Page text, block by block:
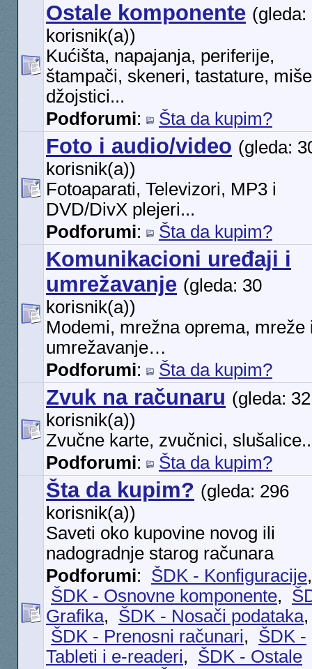
Ostale komponente (gleda:
korisnik(a))
Kućišta, napajanja, periferije,
štampači, skeneri, tastature,
džojstici...
Podforumi: Šta da kupim?
Foto i audio/video (gleda:
korisnik(a))
Fotoaparati, Televizori, MP3 i
DVD/DivX plejeri...
Podforumi: Šta da kupim?
Komunikacioni uređaji i
umrežavanje (gleda: 30
korisnik(a))
Modemi, mrežna oprema, mreže
umrežavanje…
Podforumi: Šta da kupim?
Zvuk na računaru (gleda: 32
korisnik(a))
Zvučne karte, zvučnici,
Podforumi: Šta da kupim?
Šta da kupim? (gleda: 296
korisnik(a))
Saveti oko kupovine novog ili
nadogradnje starog računara
Podforumi: ŠDK - Konfiguracije
ŠDK - Osnovne komponente,
Grafika, ŠDK - Nosači podataka
ŠDK - Prenosni računari,
ŠDK -
Tableti i e-readeri,
ŠDK - Ostale